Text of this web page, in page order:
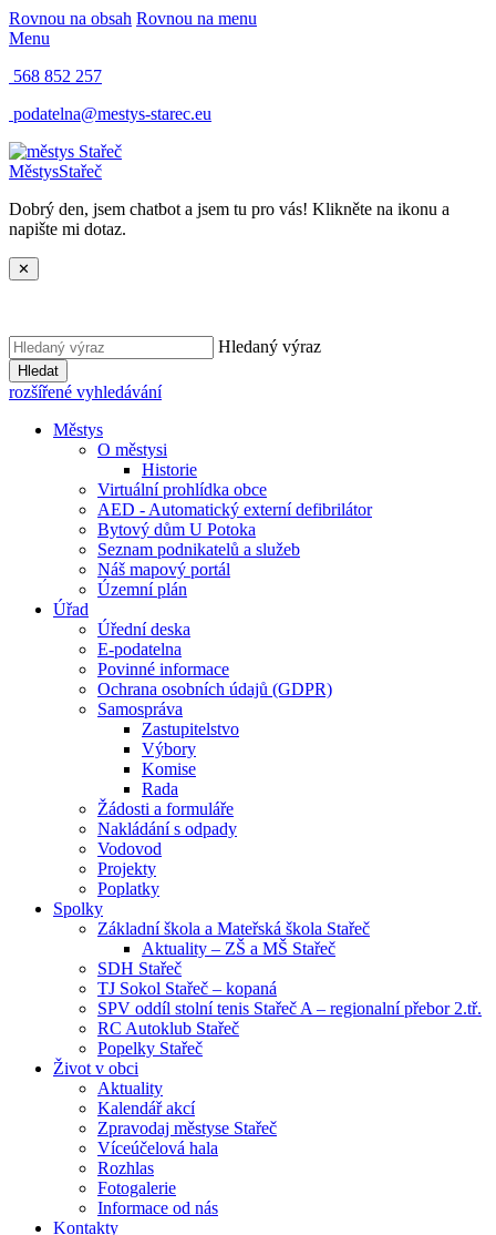
Rovnou na obsah Rovnou na menu
Menu
568 852 257
podatelna@mestys-starec.eu
MěstysStařeč
Dobrý den, jsem chatbot a jsem tu pro vás! Klikněte na ikonu a
napište mi dotaz.
✕
Hledaný výraz
Hledat
rozšířené vyhledávání
Městys
O městysi
Historie
Virtuální prohlídka obce
AED - Automatický externí defibrilátor
Bytový dům U Potoka
Seznam podnikatelů a služeb
Náš mapový portál
Územní plán
Úřad
Úřední deska
E-podatelna
Povinné informace
Ochrana osobních údajů (GDPR)
Samospráva
Zastupitelstvo
Výbory
Komise
Rada
Žádosti a formuláře
Nakládání s odpady
Vodovod
Projekty
Poplatky
Spolky
Základní škola a Mateřská škola Stařeč
Aktuality – ZŠ a MŠ Stařeč
SDH Stařeč
TJ Sokol Stařeč – kopaná
SPV oddíl stolní tenis Stařeč A – regionalní přebor 2.tř.
RC Autoklub Stařeč
Popelky Stařeč
Život v obci
Aktuality
Kalendář akcí
Zpravodaj městyse Stařeč
Víceúčelová hala
Rozhlas
Fotogalerie
Informace od nás
Kontakty